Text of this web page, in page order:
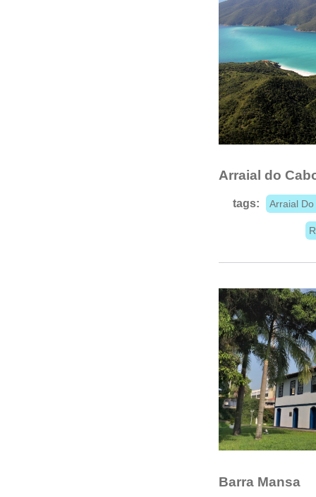
Arraial do
tags: Arraial Do
Barra Mansa